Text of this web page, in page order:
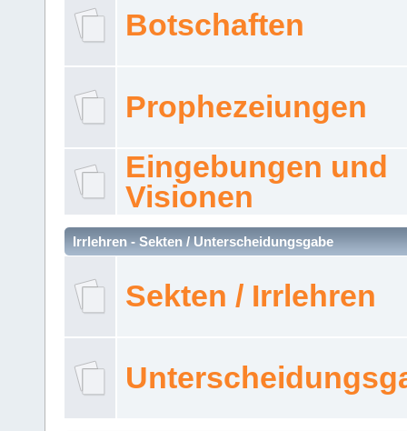
Botschaften
Prophezeiungen
Eingebungen und
Visionen
Irrlehren - Sekten / Unterscheidungsgabe
Sekten / Irrlehren